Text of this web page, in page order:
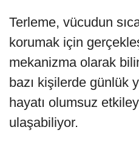
Terleme, vücudun
korumak için
mekanizma olarak
bazı kişilerde günlük
hayatı olumsuz
ulaşabiliyor.